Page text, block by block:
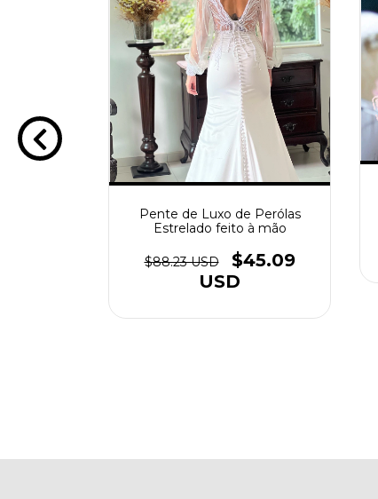
em
Pente de Luxo de Perólas
Estrelado feito à mão
$88.23 USD
$45.09
USD